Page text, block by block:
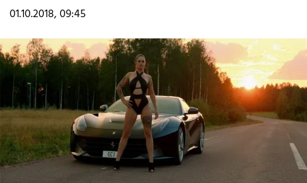
01.10.2018, 09:45